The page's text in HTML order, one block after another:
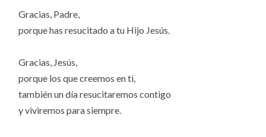
Gracias, Padre,
porque has resucitado a tu Hijo Jesús.
Gracias, Jesús,
porque los que creemos en ti,
también un día resucitaremos contigo
y viviremos para siempre.